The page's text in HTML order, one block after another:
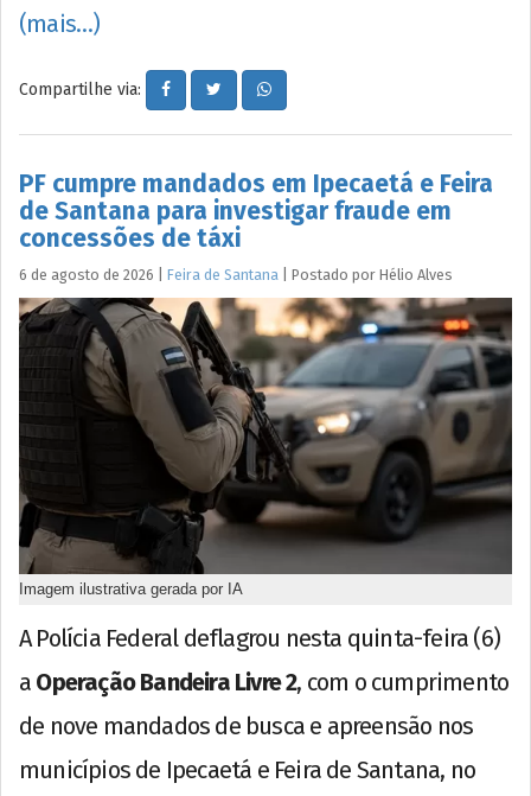
(mais…)
Compartilhe via:
PF cumpre mandados em Ipecaetá e Feira
de Santana para investigar fraude em
concessões de táxi
6 de agosto de 2026 Feira de Santana Postado por Hélio Alves
Imagem ilustrativa gerada por IA
A Polícia Federal deflagrou nesta quinta-feira (6)
a Operação Bandeira Livre 2, com o cumprimento
de nove mandados de busca e apreensão nos
municípios de Ipecaetá e Feira de Santana, no